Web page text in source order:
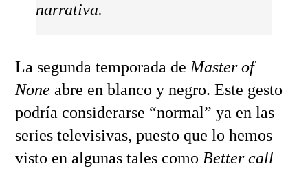
narrativa.
La segunda temporada deMaster of
None abre en blanco y negro. Este gesto
podría considerarse “normal” ya en las
series televisivas, puesto que lo hemos
visto en algunas tales como Better call